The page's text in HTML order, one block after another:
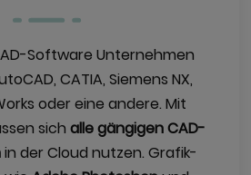
Software Unternehmen
CATIA, Siemens NX,
oder eine andere. Mit
sich alle gängigen CAD-
in der Cloud nutzen. Grafik-